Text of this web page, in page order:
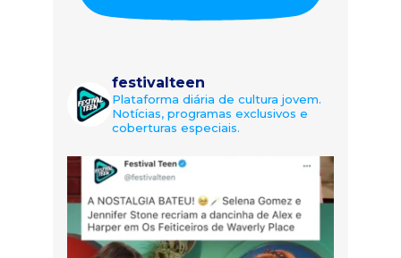
festivalteen
Plataforma diária de cultura jovem.
Notícias, programas exclusivos e
coberturas especiais.